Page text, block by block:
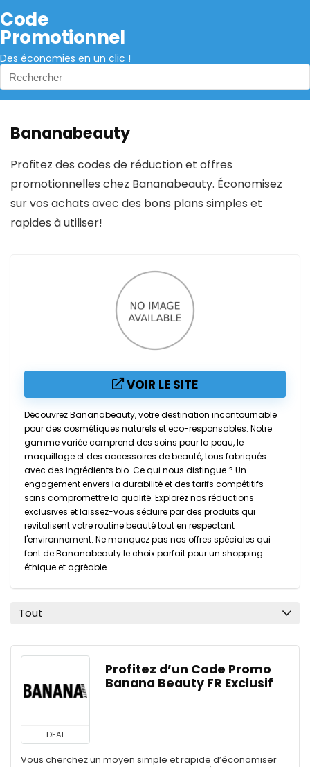
Code
Promotionnel
Des économies en un clic !
Bananabeauty
Profitez des codes de réduction et offres
promotionnelles chez Bananabeauty. Économisez
sur vos achats avec des bons plans simples et
rapides à utiliser!
VOIR LE SITE
Découvrez Bananabeauty, votre destination incontournable
pour des cosmétiques naturels et eco-responsables. Notre
gamme variée comprend des soins pour la peau, le
maquillage et des accessoires de beauté, tous fabriqués
avec des ingrédients bio. Ce qui nous distingue ? Un
engagement envers la durabilité et des tarifs compétitifs
sans compromettre la qualité. Explorez nos réductions
exclusives et laissez-vous séduire par des produits qui
revitalisent votre routine beauté tout en respectant
l'environnement. Ne manquez pas nos offres spéciales qui
font de Bananabeauty le choix parfait pour un shopping
éthique et agréable.
Tout
DEAL
Profitez d’un Code Promo
Banana Beauty FR Exclusif
Vous cherchez un moyen simple et rapide d’économiser